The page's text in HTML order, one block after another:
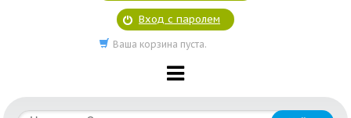
Вход с паролем
Ваша корзина пуста.